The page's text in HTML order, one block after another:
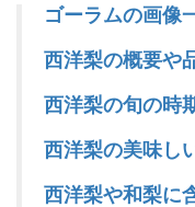
ゴーラムの画
西洋梨の概要
西洋梨の旬の
西洋梨の美味
西洋梨や和梨